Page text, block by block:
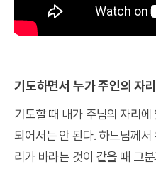
기도하면서 누가 주인의 자
기도할 때 내가 주님의 자리
되어서는 안 된다. 하느님께
리가 바라는 것이 같을 때 그